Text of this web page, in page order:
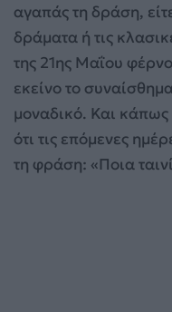
αγαπάς τη δράση,
δράματα ή τις
της 21ης Μαΐου
εκείνο το
μοναδικό. Και κάπως
ότι τις επόμενες
τη φράση: «Ποια